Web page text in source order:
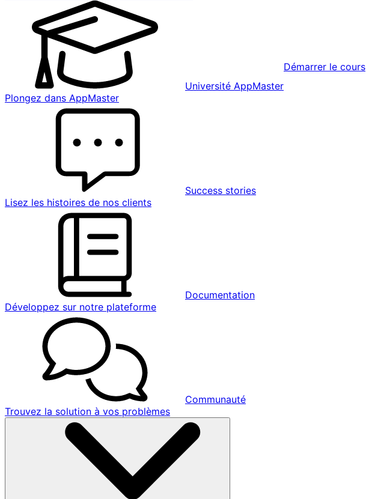
Université AppMaster
Plongez dans AppMaster
Success stories
Lisez les histoires de nos clients
Documentation
Développez sur notre plateforme
Communauté
Trouvez la solution à vos problèmes
Démarrer le cours